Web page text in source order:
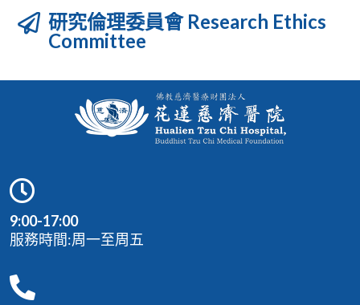
研究倫理委員會 Research Ethics
Committee
9:00-17:00
服務時間:周一至周五